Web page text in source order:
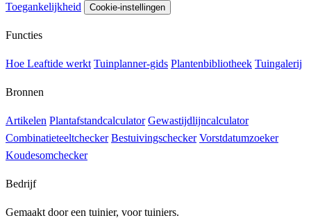
Toegankelijkheid
Cookie-instellingen
Functies
Hoe Leaftide werkt Tuinplanner-gids Plantenbibliotheek Tuingalerij
Bronnen
Artikelen Plantafstandcalculator Gewastijdlijncalculator
Combinatieteeltchecker Bestuivingschecker Vorstdatumzoeker
Koudesomchecker
Bedrijf
Gemaakt door een tuinier, voor tuiniers.